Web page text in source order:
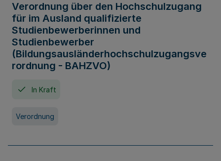
Verordnung über den Hochschulzugang
für im Ausland qualifizierte
Studienbewerberinnen und
Studienbewerber
(Bildungsausländerhochschulzugangsve
rordnung - BAHZVO)
In Kraft
Verordnung